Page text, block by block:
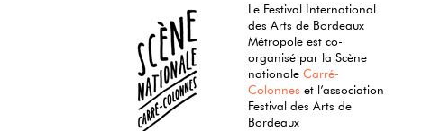
Le Festival International
des Arts de Bordeaux
Métropole est co-
organisé par la Scène
nationaleCarré-
Colonnes et l’association
Festival des Arts de
Bordeaux